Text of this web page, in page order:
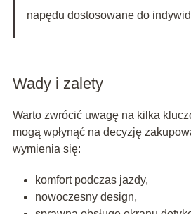
napędu dostosowane do
Wady i zalety
Warto zwrócić uwagę na kilka
mogą wpłynąć na decyzję
wymienia się:
komfort podczas jazdy,
nowoczesny design,